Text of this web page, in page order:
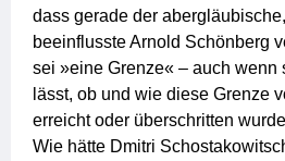
dass gerade der
beeinflusste Arnold Schönberg
sei »eine Grenze« – auch wenn
lässt, ob und wie diese Grenze
erreicht oder überschritten
Wie hätte Dmitri